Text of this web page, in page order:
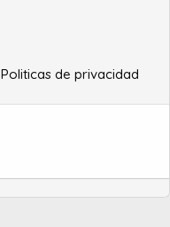
Politicas de privacidad